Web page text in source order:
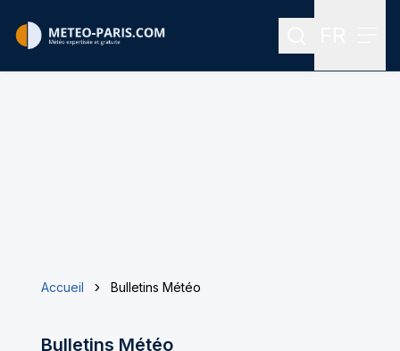
Rechercher
Accueil Bulletins Météo
Bulletins Météo